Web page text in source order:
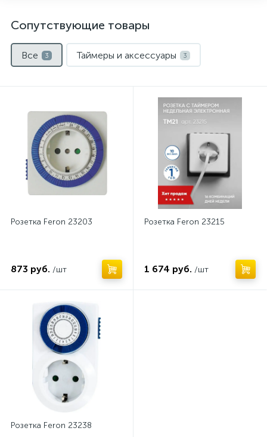
Сопутствующие товары
Все 3 Таймеры и аксессуары 3
Розетка Feron 23203
873 руб. /шт
Розетка Feron 23215
1 674 руб. /шт
Розетка Feron 23238